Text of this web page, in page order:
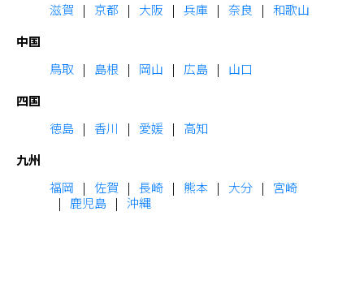
滋賀
京都 大阪 兵庫 奈良
和歌山
中国
鳥取
島根 岡山 広島
山口
四国
徳島
香川 愛媛
高知
九州
福岡
佐賀 長崎 熊本 大分
宮崎
鹿児島
沖縄